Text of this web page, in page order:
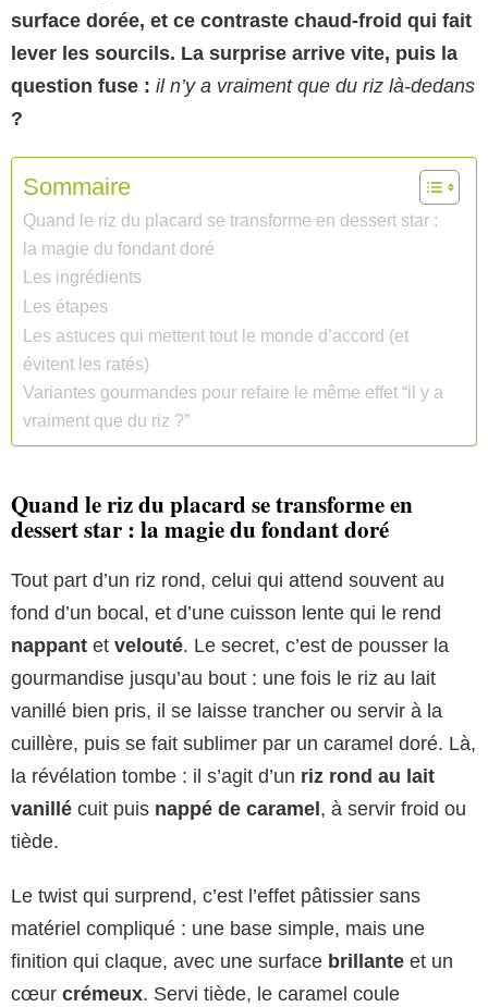
surface dorée, et ce contraste chaud-froid qui fait
lever les sourcils. La surprise arrive vite, puis la
question fuse : il n’y a vraiment que du riz là-dedans
?
Sommaire
Quand le riz du placard se transforme en dessert star :
la magie du fondant doré
Les ingrédients
Les étapes
Les astuces qui mettent tout le monde d’accord (et
évitent les ratés)
Variantes gourmandes pour refaire le même effet “il y a
vraiment que du riz ?”
Quand le riz du placard se transforme en
dessert star : la magie du fondant doré
Tout part d’un riz rond, celui qui attend souvent au
fond d’un bocal, et d’une cuisson lente qui le rend
nappant et velouté. Le secret, c’est de pousser la
gourmandise jusqu’au bout : une fois le riz au lait
vanillé bien pris, il se laisse trancher ou servir à la
cuillère, puis se fait sublimer par un caramel doré. Là,
la révélation tombe : il s’agit d’un riz rond au lait
vanillé cuit puis nappé de caramel, à servir froid ou
tiède.
Le twist qui surprend, c’est l’effet pâtissier sans
matériel compliqué : une base simple, mais une
finition qui claque, avec une surface brillante et un
cœur crémeux. Servi tiède, le caramel coule